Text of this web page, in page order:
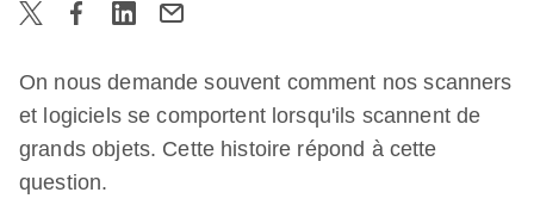
On nous demande souvent comment nos scanners
et logiciels se comportent lorsqu'ils scannent de
grands objets. Cette histoire répond à cette
question.